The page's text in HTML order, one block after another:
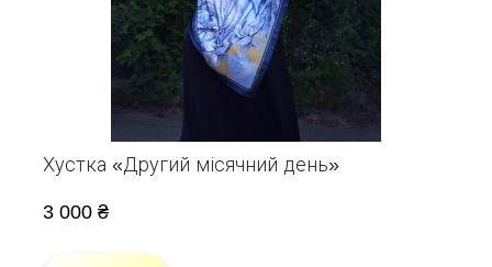
Хустка «Другий місячний день»
3 000 ₴